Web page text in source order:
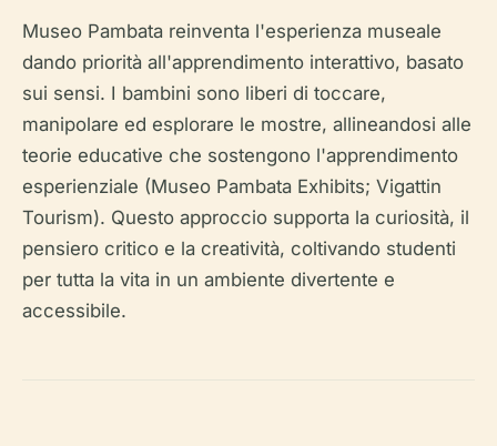
Museo Pambata reinventa l'esperienza museale
dando priorità all'apprendimento interattivo, basato
sui sensi. I bambini sono liberi di toccare,
manipolare ed esplorare le mostre, allineandosi alle
teorie educative che sostengono l'apprendimento
esperienziale (Museo Pambata Exhibits; Vigattin
Tourism). Questo approccio supporta la curiosità, il
pensiero critico e la creatività, coltivando studenti
per tutta la vita in un ambiente divertente e
accessibile.